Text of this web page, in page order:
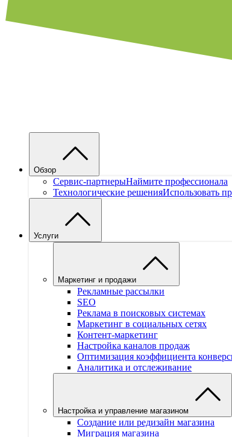
Обзор
Сервис-партнерыНаймите профессионала
Технологические решенияИспользовать
Услуги
Маркетинг и продажи
Рекламные рассылки
SEO
Реклама в поисковых системах
Маркетинг в социальных сетях
Контент-маркетинг
Настройка каналов продаж
Оптимизация коэффициента
Аналитика и отслеживание
Настройка и управление магазином
Создание или редизайн магазина
Миграция магазина